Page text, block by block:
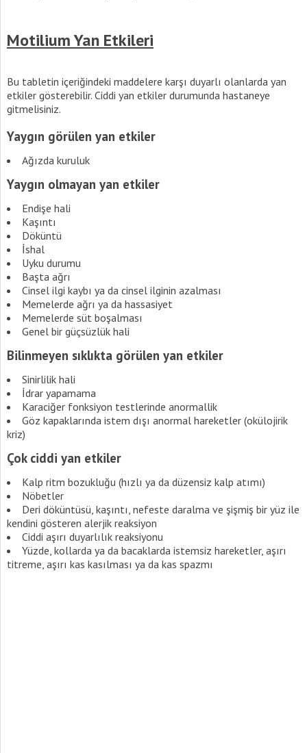
Motilium Yan Etkileri
Bu tabletin içeriğindeki maddelere karşı duyarlı olanlarda yan
etkiler gösterebilir. Ciddi yan etkiler durumunda hastaneye
gitmelisiniz.
Yaygın görülen yan etkiler
Ağızda kuruluk
Yaygın olmayan yan etkiler
Endişe hali
Kaşıntı
Döküntü
İshal
Uyku durumu
Başta ağrı
Cinsel ilgi kaybı ya da cinsel ilginin azalması
Memelerde ağrı ya da hassasiyet
Memelerde süt boşalması
Genel bir güçsüzlük hali
Bilinmeyen sıklıkta görülen yan etkiler
Sinirlilik hali
İdrar yapamama
Karaciğer fonksiyon testlerinde anormallik
Göz kapaklarında istem dışı anormal hareketler (okülojirik
kriz)
Çok ciddi yan etkiler
Kalp ritm bozukluğu (hızlı ya da düzensiz kalp atımı)
Nöbetler
Deri döküntüsü, kaşıntı, nefeste daralma ve şişmiş bir yüz ile
kendini gösteren alerjik reaksiyon
Ciddi aşırı duyarlılık reaksiyonu
Yüzde, kollarda ya da bacaklarda istemsiz hareketler, aşırı
titreme, aşırı kas kasılması ya da kas spazmı